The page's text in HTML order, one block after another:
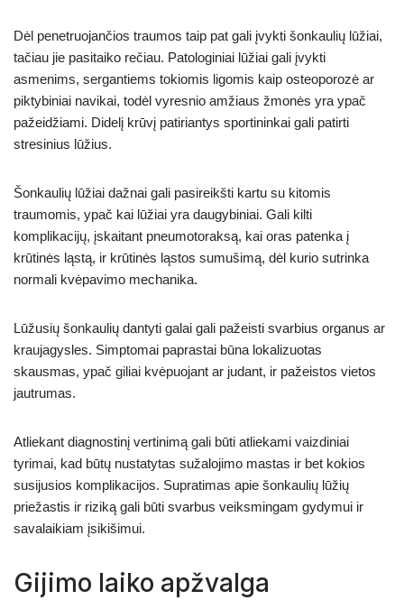
Dėl penetruojančios traumos taip pat gali įvykti šonkaulių lūžiai,
tačiau jie pasitaiko rečiau. Patologiniai lūžiai gali įvykti
asmenims, sergantiems tokiomis ligomis kaip osteoporozė ar
piktybiniai navikai, todėl vyresnio amžiaus žmonės yra ypač
pažeidžiami. Didelį krūvį patiriantys sportininkai gali patirti
stresinius lūžius.
Šonkaulių lūžiai dažnai gali pasireikšti kartu su kitomis
traumomis, ypač kai lūžiai yra daugybiniai. Gali kilti
komplikacijų, įskaitant pneumotoraksą, kai oras patenka į
krūtinės ląstą, ir krūtinės ląstos sumušimą, dėl kurio sutrinka
normali kvėpavimo mechanika.
Lūžusių šonkaulių dantyti galai gali pažeisti svarbius organus ar
kraujagysles. Simptomai paprastai būna lokalizuotas
skausmas, ypač giliai kvėpuojant ar judant, ir pažeistos vietos
jautrumas.
Atliekant diagnostinį vertinimą gali būti atliekami vaizdiniai
tyrimai, kad būtų nustatytas sužalojimo mastas ir bet kokios
susijusios komplikacijos. Supratimas apie šonkaulių lūžių
priežastis ir riziką gali būti svarbus veiksmingam gydymui ir
savalaikiam įsikišimui.
Gijimo laiko apžvalga